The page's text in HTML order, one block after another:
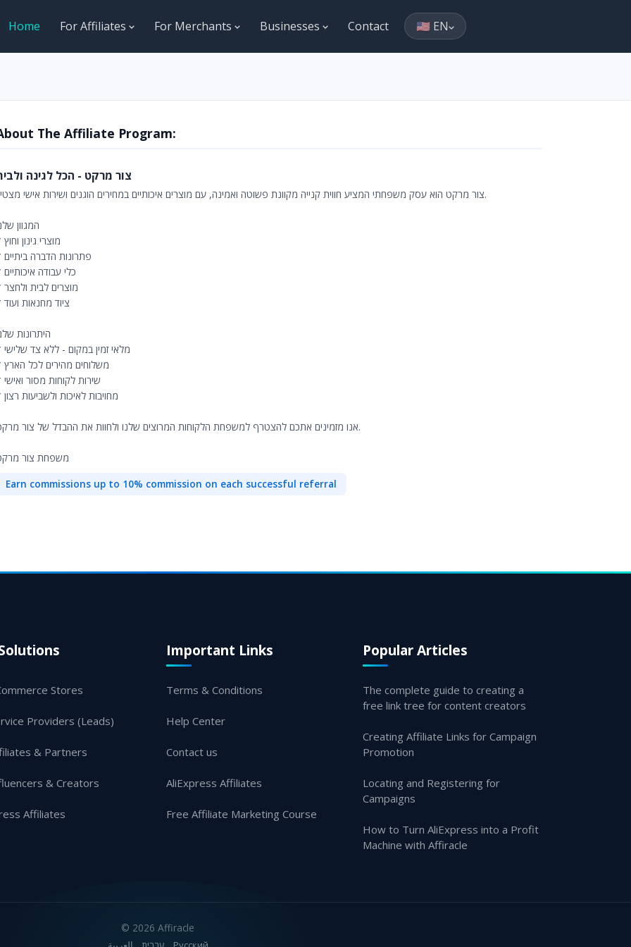
Home For Affiliates For Merchants Businesses Contact 🇺🇸 EN
The Affiliate Program:
צור מרקט - הכל לגינה
צור מרקט הוא עסק משפחתי המציע חווית קנייה מקוונת פשוטה ואמינה, עם מוצרים איכותיים במחירים הוגנים ושירות אישי מצטיין.
המגוון
* מוצרי גינון וחוץ
* פתרונות הדברה ביתיים
* כלי עבודה איכותיים
* מוצרים לבית ולחצר
* ציוד מחנאות ועוד
היתרונות
* מלאי זמין במקום - ללא צד שלישי
* משלוחים מהירים לכל הארץ
* שירות לקוחות מסור ואישי
* מחויבות לאיכות ולשביעות רצון
אנו מזמינים אתכם להצטרף למשפחת הלקוחות המרוצים שלנו ולחוות את ההבדל של צור מרקט.
משפחת צור
Earn commissions up to 10% commission on each successful referral
Stores
Providers (Leads)
& Partners
& Creators
Affiliates
Important Links
Terms & Conditions
Help Center
Contact us
AliExpress Affiliates
Free Affiliate Marketing Course
Popular Articles
The complete guide to creating a
free link tree for content creators
Creating Affiliate Links for Campaign
Promotion
Locating and Registering for
Campaigns
How to Turn AliExpress into a Profit
Machine with Affiracle
© 2026 Affiracle